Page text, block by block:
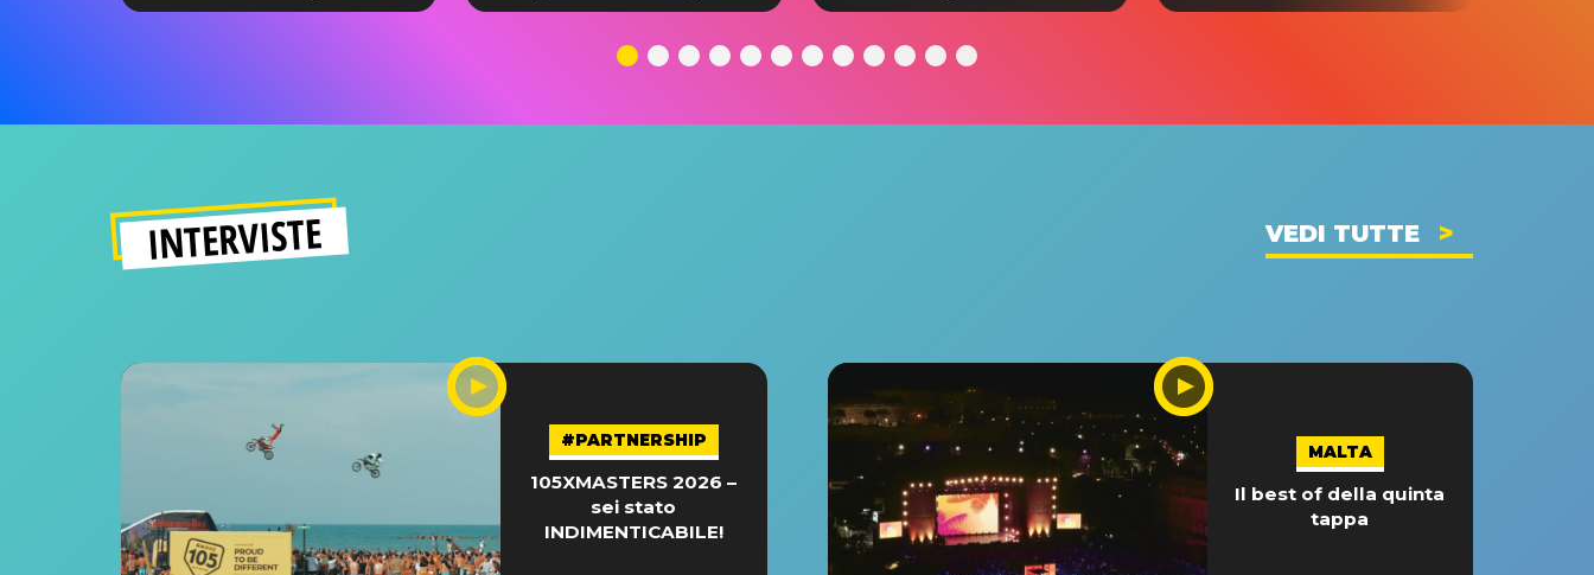
INTERVISTE VEDI TUTTE
#PARTNERSHIP
105XMASTERS 2026 –
sei stato
INDIMENTICABILE!
MALTA
Il best of della quinta
tappa